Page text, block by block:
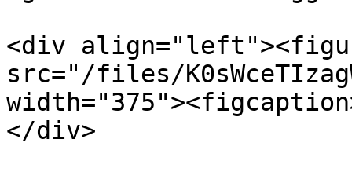
<div
src="/files/
</div>